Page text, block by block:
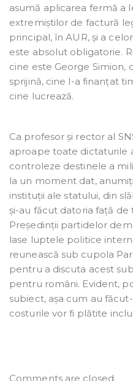
asumă aplicarea fermă a
extremiștilor de factură
principal, în AUR, și a
este absolut obligatorie.
cine este George Simion,
sprijină, cine l-a finanțat
cine lucrează.
Ca profesor și rector al
aproape toate dictaturile
controleze destinele a
la un moment dat,
instituții ale statului, din
și-au făcut datoria față de
Președinții partidelor
lase luptele politice
reunească sub cupola
pentru a discuta acest
pentru români. Evident,
subiect, așa cum au
costurile vor fi plătite
Comments are closed.